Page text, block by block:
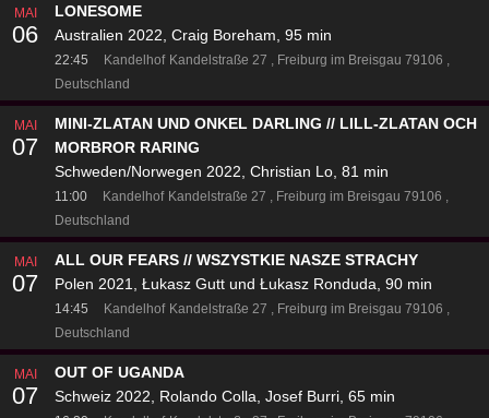
MAI
06
LONESOME
Australien 2022, Craig Boreham, 95 min
22:45 Kandelhof Kandelstraße 27
Freiburg im Breisgau 79106
Deutschland
MAI
07
MINI-ZLATAN UND ONKEL DARLING // LILL-ZLATAN OCH
MORBROR RARING
Schweden/Norwegen 2022, Christian Lo, 81 min
11:00 Kandelhof Kandelstraße 27
Freiburg im Breisgau 79106
Deutschland
MAI
07
ALL OUR FEARS // WSZYSTKIE NASZE STRACHY
Polen 2021, Łukasz Gutt und Łukasz Ronduda, 90 min
14:45 Kandelhof Kandelstraße 27
Freiburg im Breisgau 79106
Deutschland
MAI
07
OUT OF UGANDA
Schweiz 2022, Rolando Colla, Josef Burri, 65 min